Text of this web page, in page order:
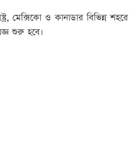
মেক্সিকো ও কানাডার বিভিন্ন শহরে
শুরু হবে।